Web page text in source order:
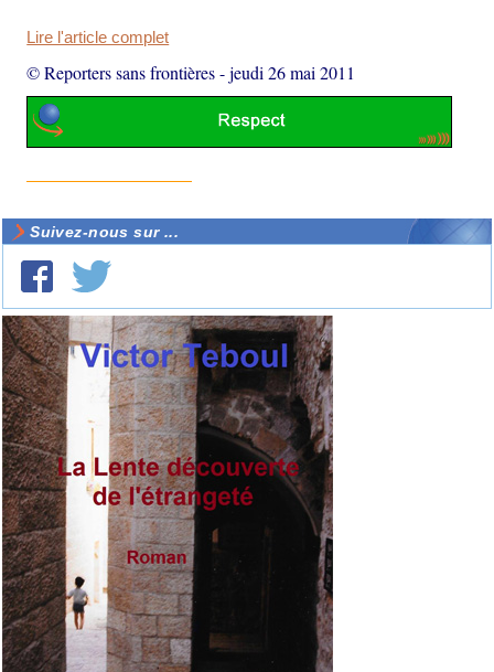
Lire l'article complet
© Reporters sans frontières-jeudi 26 mai 2011
Suivez-nous sur ...